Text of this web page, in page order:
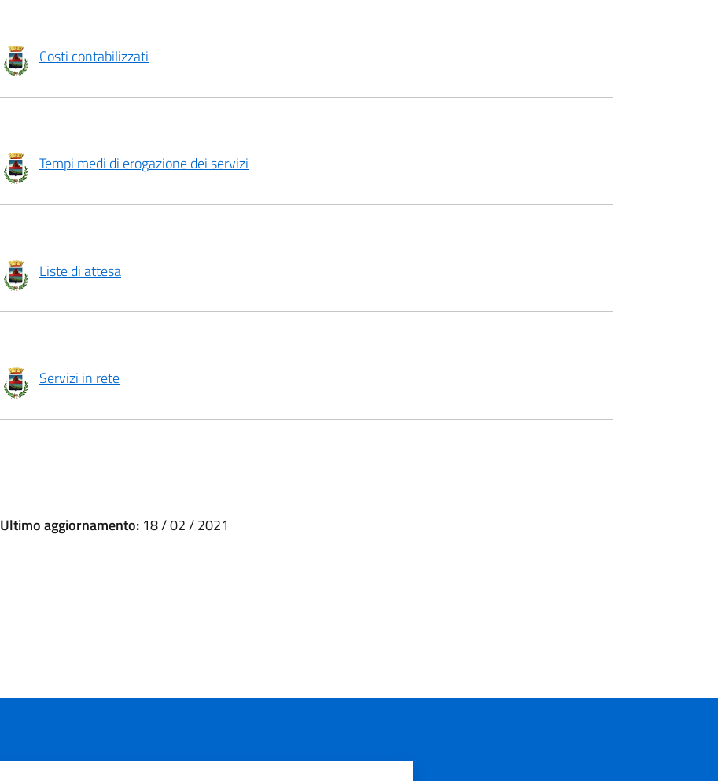
Costi contabilizzati
Tempi medi di erogazione dei servizi
Liste di attesa
Servizi in rete
Ultimo aggiornamento: 18 / 02 / 2021